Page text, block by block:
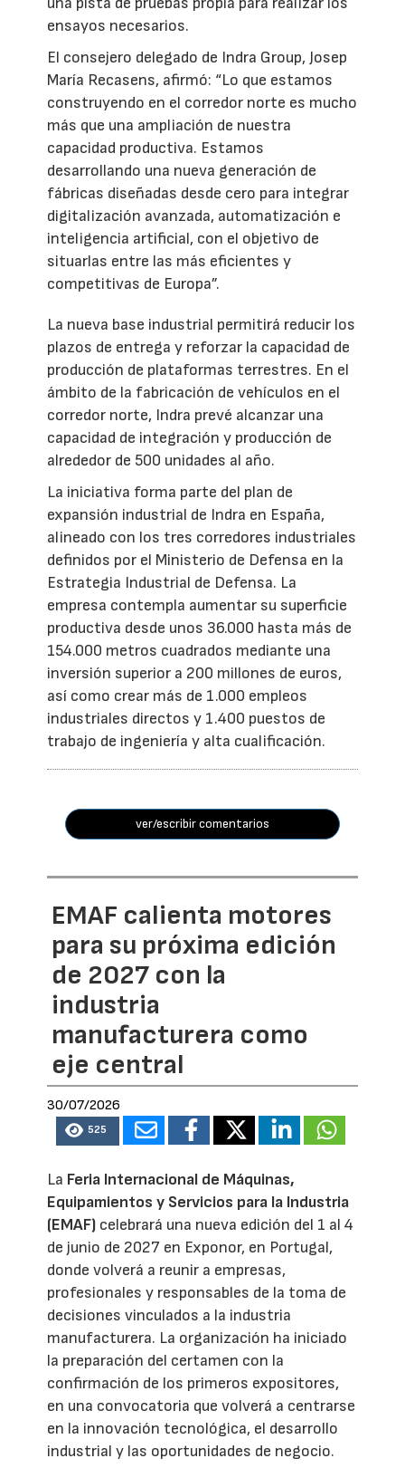
ensayos necesarios.
El consejero delegado de Indra Group, Josep
María Recasens, afirmó: “Lo que estamos
construyendo en el corredor norte es mucho
más que una ampliación de nuestra
capacidad productiva. Estamos
desarrollando una nueva generación de
fábricas diseñadas desde cero para integrar
digitalización avanzada, automatización e
inteligencia artificial, con el objetivo de
situarlas entre las más eficientes y
competitivas de Europa”.
La nueva base industrial permitirá reducir los
plazos de entrega y reforzar la capacidad de
producción de plataformas terrestres. En el
ámbito de la fabricación de vehículos en el
corredor norte, Indra prevé alcanzar una
capacidad de integración y producción de
alrededor de 500 unidades al año.
La iniciativa forma parte del plan de
expansión industrial de Indra en España,
alineado con los tres corredores industriales
definidos por el Ministerio de Defensa en la
Estrategia Industrial de Defensa. La
empresa contempla aumentar su superficie
productiva desde unos 36.000 hasta más de
154.000 metros cuadrados mediante una
inversión superior a 200 millones de euros,
así como crear más de 1.000 empleos
industriales directos y 1.400 puestos de
trabajo de ingeniería y alta cualificación.
ver/escribir comentarios
EMAF calienta motores
para su próxima edición
de 2027 con la
industria
manufacturera como
eje central
30/07/2026
525
La Feria Internacional de Máquinas,
Equipamientos y Servicios para la Industria
(EMAF) celebrará una nueva edición del 1 al 4
de junio de 2027 en Exponor, en Portugal,
donde volverá a reunir a empresas,
profesionales y responsables de la toma de
decisiones vinculados a la industria
manufacturera. La organización ha iniciado
la preparación del certamen con la
confirmación de los primeros expositores,
en una convocatoria que volverá a centrarse
en la innovación tecnológica, el desarrollo
industrial y las oportunidades de negocio.